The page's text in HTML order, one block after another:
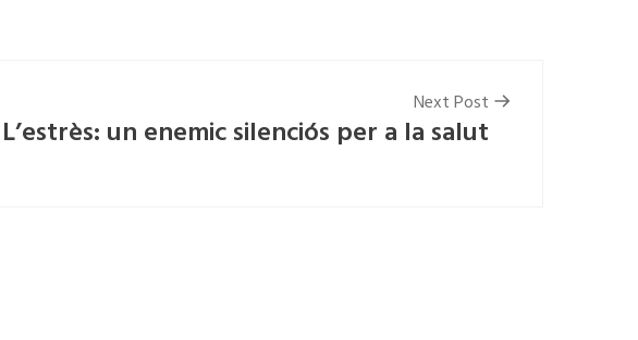
Next Post
L’estrès: un enemic silenciós per a la salut